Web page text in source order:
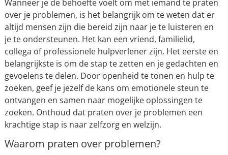
Wanneer je de behoefte voelt om met iemand te praten
over je problemen, is het belangrijk om te weten dat er
altijd mensen zijn die bereid zijn naar je te luisteren en
je te ondersteunen. Het kan een vriend, familielid,
collega of professionele hulpverlener zijn. Het eerste en
belangrijkste is om de stap te zetten en je gedachten en
gevoelens te delen. Door openheid te tonen en hulp te
zoeken, geef je jezelf de kans om emotionele steun te
ontvangen en samen naar mogelijke oplossingen te
zoeken. Onthoud dat praten over je problemen een
krachtige stap is naar zelfzorg en welzijn.
Waarom praten over problemen?